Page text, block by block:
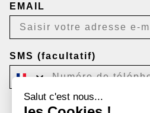
EMAIL
SMS (facultatif)
Salut c'est nous...